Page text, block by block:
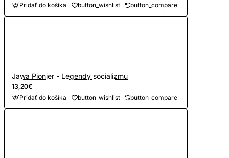
Pridať do košíka button_wishlist button_compare
Jawa Pionier - Legendy socializmu
13,20€
Pridať do košíka button_wishlist button_compare